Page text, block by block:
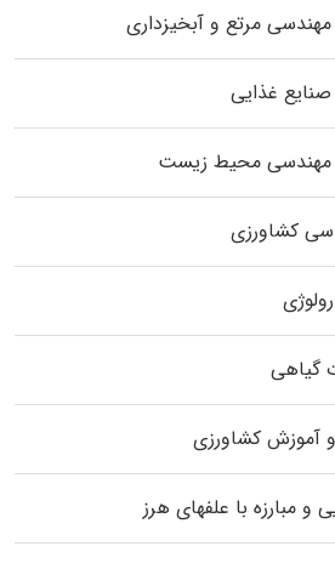
مرتع و آبخیزداری
غذایی
مهندسی محیط زیست
کشاورزی
گیاهی
آموزش کشاورزی
مبارزه با علفهای هرز